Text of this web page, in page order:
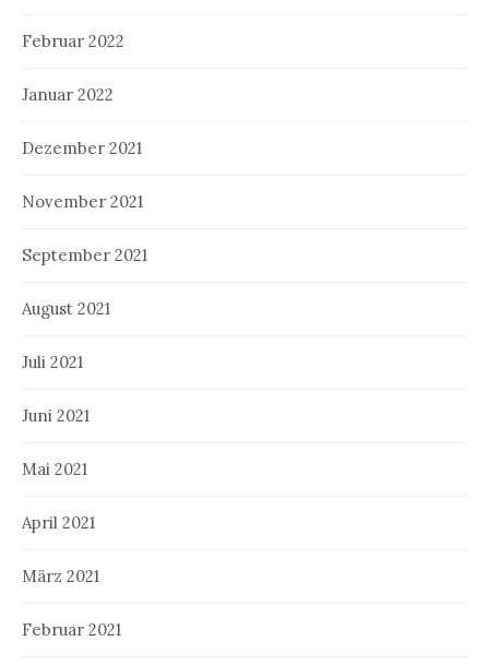
Februar 2022
Januar 2022
Dezember 2021
November 2021
September 2021
August 2021
Juli 2021
Juni 2021
Mai 2021
April 2021
März 2021
Februar 2021